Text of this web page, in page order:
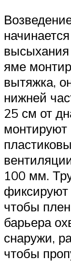
высыхания
яме
вытяжка,
нижней
25 см от
монтируют
100 мм.
фиксируют
чтобы
барьера
снаружи,
чтобы